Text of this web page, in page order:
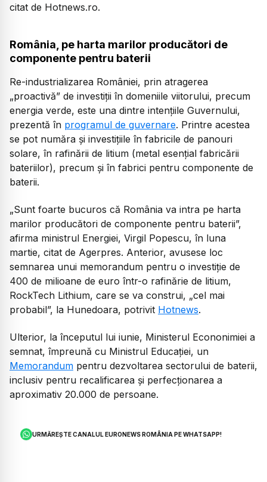
citat de Hotnews.ro.
România, pe harta marilor producători de
componente pentru baterii
Re-industrializarea României, prin atragerea
„proactivă” de investiții în domeniile viitorului, precum
energia verde, este una dintre intențiile Guvernului,
prezentă în programul de guvernare. Printre acestea
se pot număra și investițiile în fabricile de panouri
solare, în rafinării de litium (metal esențial fabricării
bateriilor), precum și în fabrici pentru componente de
baterii.
„Sunt foarte bucuros că România va intra pe harta
marilor producători de componente pentru baterii”,
afirma ministrul Energiei, Virgil Popescu, în luna
martie, citat de Agerpres. Anterior, avusese loc
semnarea unui memorandum pentru o investiție de
400 de milioane de euro într-o rafinărie de litium,
RockTech Lithium, care se va construi, „cel mai
probabil”, la Hunedoara, potrivit Hotnews.
Ulterior, la începutul lui iunie, Ministerul Econonimiei a
semnat, împreună cu Ministrul Educației, un
Memorandum pentru dezvoltarea sectorului de baterii,
inclusiv pentru recalificarea și perfecționarea a
aproximativ 20.000 de persoane.
URMĂREȘTE CANALUL EURONEWS ROMÂNIA PE WHATSAPP!